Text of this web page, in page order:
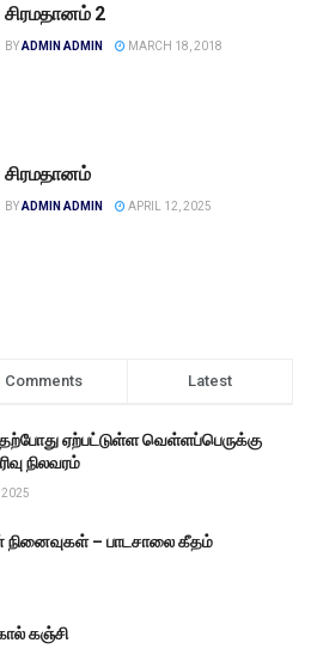
சிரமதானம் 2
BYADMIN ADMIN MARCH 18, 2018
சிரமதானம்
BYADMIN ADMIN APRIL 12, 2025
Comments Latest
ஏற்பட்டுள்ள வெள்ளப்பெருக்கு
நிலவரம்
2025
நினைவுகள் – பாடசாலை கீதம்
கஞ்சி